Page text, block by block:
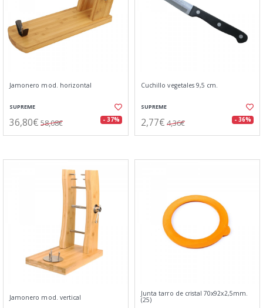
Jamonero mod. horizontal
SUPREME
36,80€ 58,08€ - 37%
Cuchillo vegetales 9,5 cm.
SUPREME
2,77€ 4,36€ - 36%
Jamonero mod. vertical Junta tarro de cristal 70x92x2,5mm.
(25)